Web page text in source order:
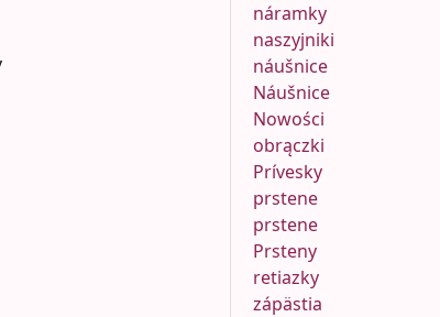
náramky
naszyjniki
náušnice
Náušnice
Nowości
obrączki
Prívesky
prstene
prstene
Prsteny
retiazky
zápästia